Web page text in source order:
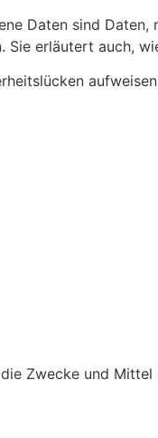
Daten sind
erläutert auch,
Zwecke und